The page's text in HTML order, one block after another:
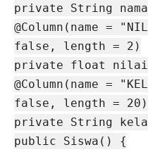
private String
@Column(name =
false, length = 2)
private float
@Column(name =
false, length = 20)
private String
public Siswa() {